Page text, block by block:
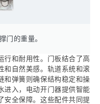
门的重量。
行和耐用性。门板结合了高
和自然美感。轨道系统和滚
和弹簧则确保结构稳定和操
进入，电动开门器提供智能
安全保障。这些配件共同提